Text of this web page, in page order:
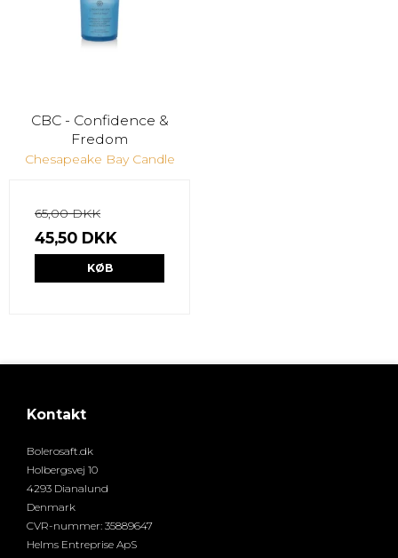
CBC - Confidence &
Fredom
Chesapeake Bay Candle
65,00 DKK
45,50 DKK
KØB
Kontakt
Bolerosaft.dk
Holbergsvej 10
4293 Dianalund
Denmark
CVR-nummer: 35889647
Helms Entreprise ApS